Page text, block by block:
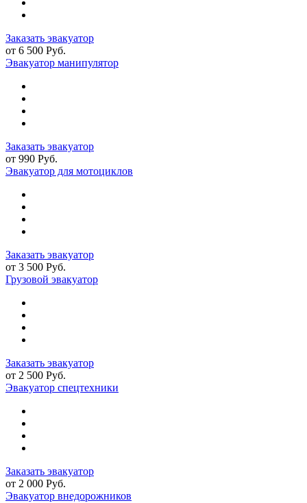
Заказать эвакуатор
от 6 500 Руб.
Эвакуатор манипулятор
Заказать эвакуатор
от 990 Руб.
Эвакуатор для мотоциклов
Заказать эвакуатор
от 3 500 Руб.
Грузовой эвакуатор
Заказать эвакуатор
от 2 500 Руб.
Эвакуатор спецтехники
Заказать эвакуатор
от 2 000 Руб.
Эвакуатор внедорожников